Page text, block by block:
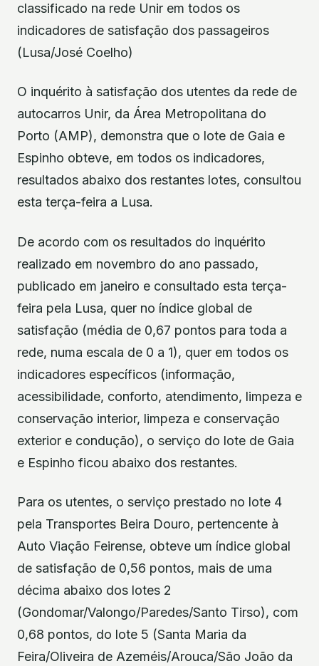
classificado na rede Unir em todos os
indicadores de satisfação dos passageiros
(Lusa/José Coelho)
O inquérito à satisfação dos utentes da rede de
autocarros Unir, da Área Metropolitana do
Porto (AMP), demonstra que o lote de Gaia e
Espinho obteve, em todos os indicadores,
resultados abaixo dos restantes lotes, consultou
esta terça-feira a Lusa.
De acordo com os resultados do inquérito
realizado em novembro do ano passado,
publicado em janeiro e consultado esta terça-
feira pela Lusa, quer no índice global de
satisfação (média de 0,67 pontos para toda a
rede, numa escala de 0 a 1), quer em todos os
indicadores específicos (informação,
acessibilidade, conforto, atendimento, limpeza e
conservação interior, limpeza e conservação
exterior e condução), o serviço do lote de Gaia
e Espinho ficou abaixo dos restantes.
Para os utentes, o serviço prestado no lote 4
pela Transportes Beira Douro, pertencente à
Auto Viação Feirense, obteve um índice global
de satisfação de 0,56 pontos, mais de uma
décima abaixo dos lotes 2
(Gondomar/Valongo/Paredes/Santo Tirso), com
0,68 pontos, do lote 5 (Santa Maria da
Feira/Oliveira de Azeméis/Arouca/São João da